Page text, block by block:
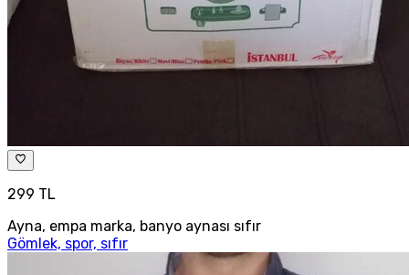
299 TL
Ayna, empa marka, banyo aynası sıfır
Gömlek, spor, sıfır